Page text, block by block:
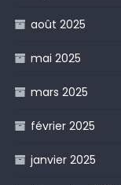
août 2025
mai 2025
mars 2025
février 2025
janvier 2025